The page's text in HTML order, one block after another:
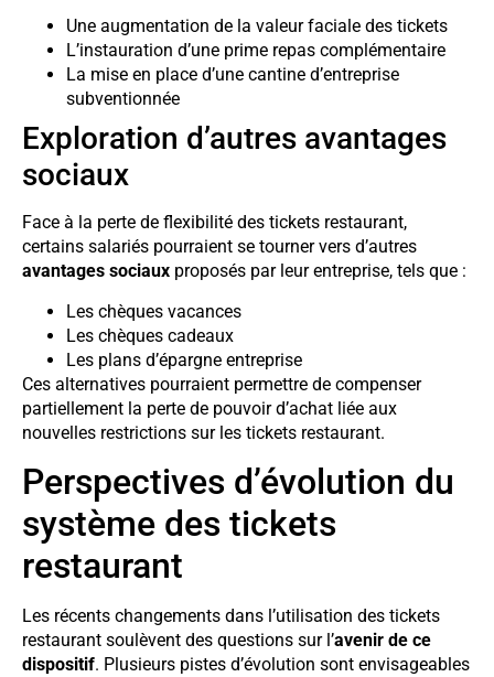
Une augmentation de la valeur faciale des tickets
L’instauration d’une prime repas complémentaire
La mise en place d’une cantine d’entreprise
subventionnée
Exploration d’autres avantages
sociaux
Face à la perte de flexibilité des tickets restaurant,
certains salariés pourraient se tourner vers d’autres
avantages sociaux proposés par leur entreprise, tels que :
Les chèques vacances
Les chèques cadeaux
Les plans d’épargne entreprise
Ces alternatives pourraient permettre de compenser
partiellement la perte de pouvoir d’achat liée aux
nouvelles restrictions sur les tickets restaurant.
Perspectives d’évolution du
système des tickets
restaurant
Les récents changements dans l’utilisation des tickets
restaurant soulèvent des questions sur l’avenir de ce
dispositif. Plusieurs pistes d’évolution sont envisageables